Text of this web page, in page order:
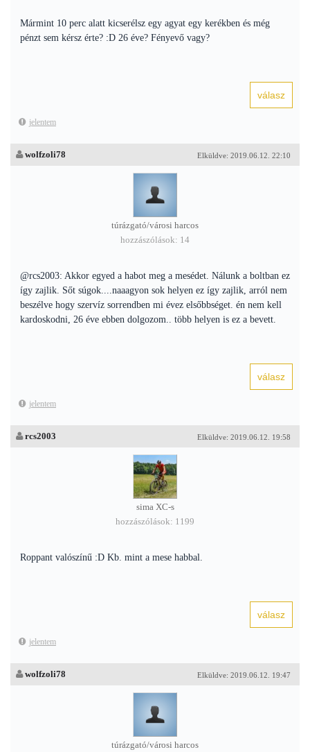
Mármint 10 perc alatt kicserélsz egy agyat egy kerékben és még
pénzt sem kérsz érte? :D 26 éve? Fényevő vagy?
jelentem
Elküldve: 2019.06.12. 22:10
wolfzoli78
túrázgató/városi harcos
hozzászólások: 14
@rcs2003: Akkor egyed a habot meg a mesédet. Nálunk a boltban ez
így zajlik. Sőt súgok....naaagyon sok helyen ez így zajlik, arról nem
beszélve hogy szervíz sorrendben mi évez elsőbbséget. én nem kell
kardoskodni, 26 éve ebben dolgozom.. több helyen is ez a bevett.
jelentem
Elküldve: 2019.06.12. 19:58
rcs2003
sima XC-s
hozzászólások: 1199
Roppant valószínű :D Kb. mint a mese habbal.
jelentem
Elküldve: 2019.06.12. 19:47
wolfzoli78
túrázgató/városi harcos